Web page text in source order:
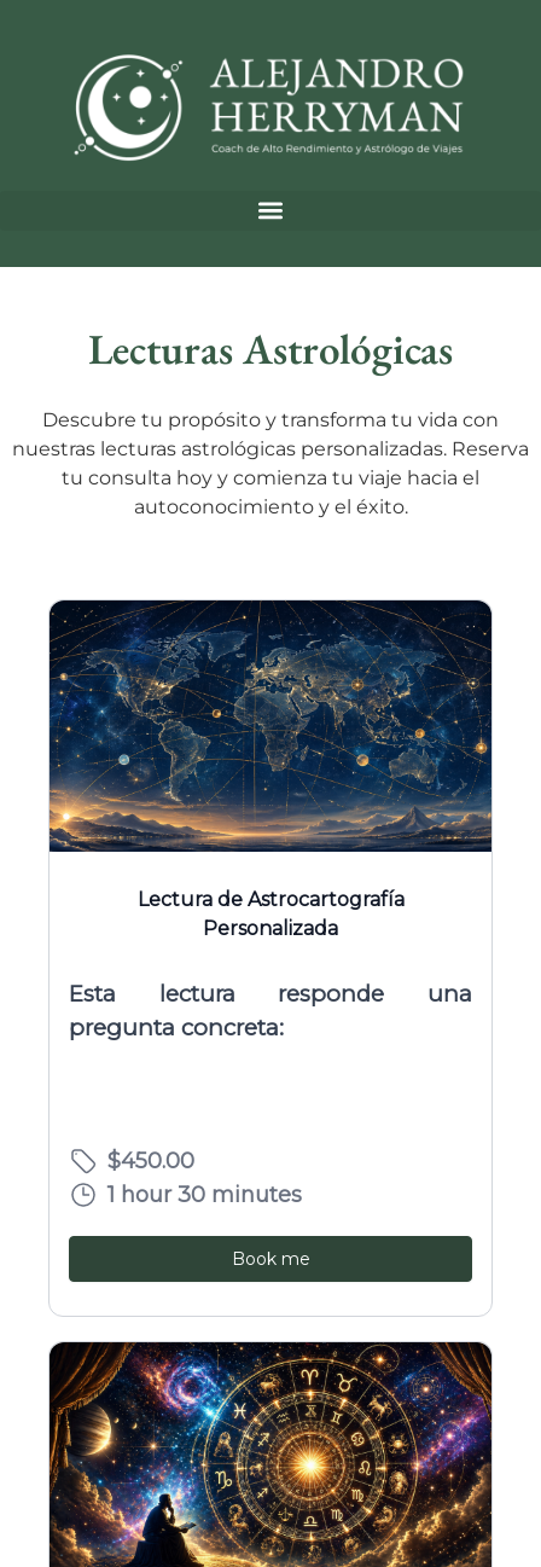
Lecturas Astrológicas
Descubre tu propósito y transforma tu vida con
nuestras lecturas astrológicas personalizadas. Reserva
tu consulta hoy y comienza tu viaje hacia el
autoconocimiento y el éxito.